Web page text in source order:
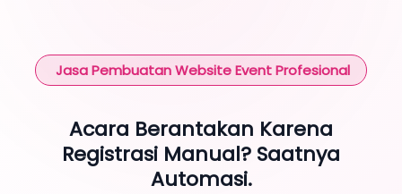
Jasa Pembuatan Website Event Profesional
Acara Berantakan Karena
Registrasi Manual? Saatnya
Automasi.